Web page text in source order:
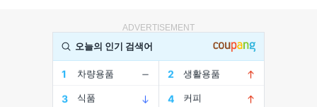
ADVERTISEMENT